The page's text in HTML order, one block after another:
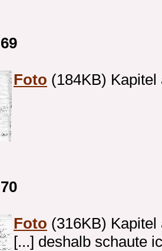
Foto (184KB) Kapitel
Foto (316KB) Kapitel
[...] deshalb schaute